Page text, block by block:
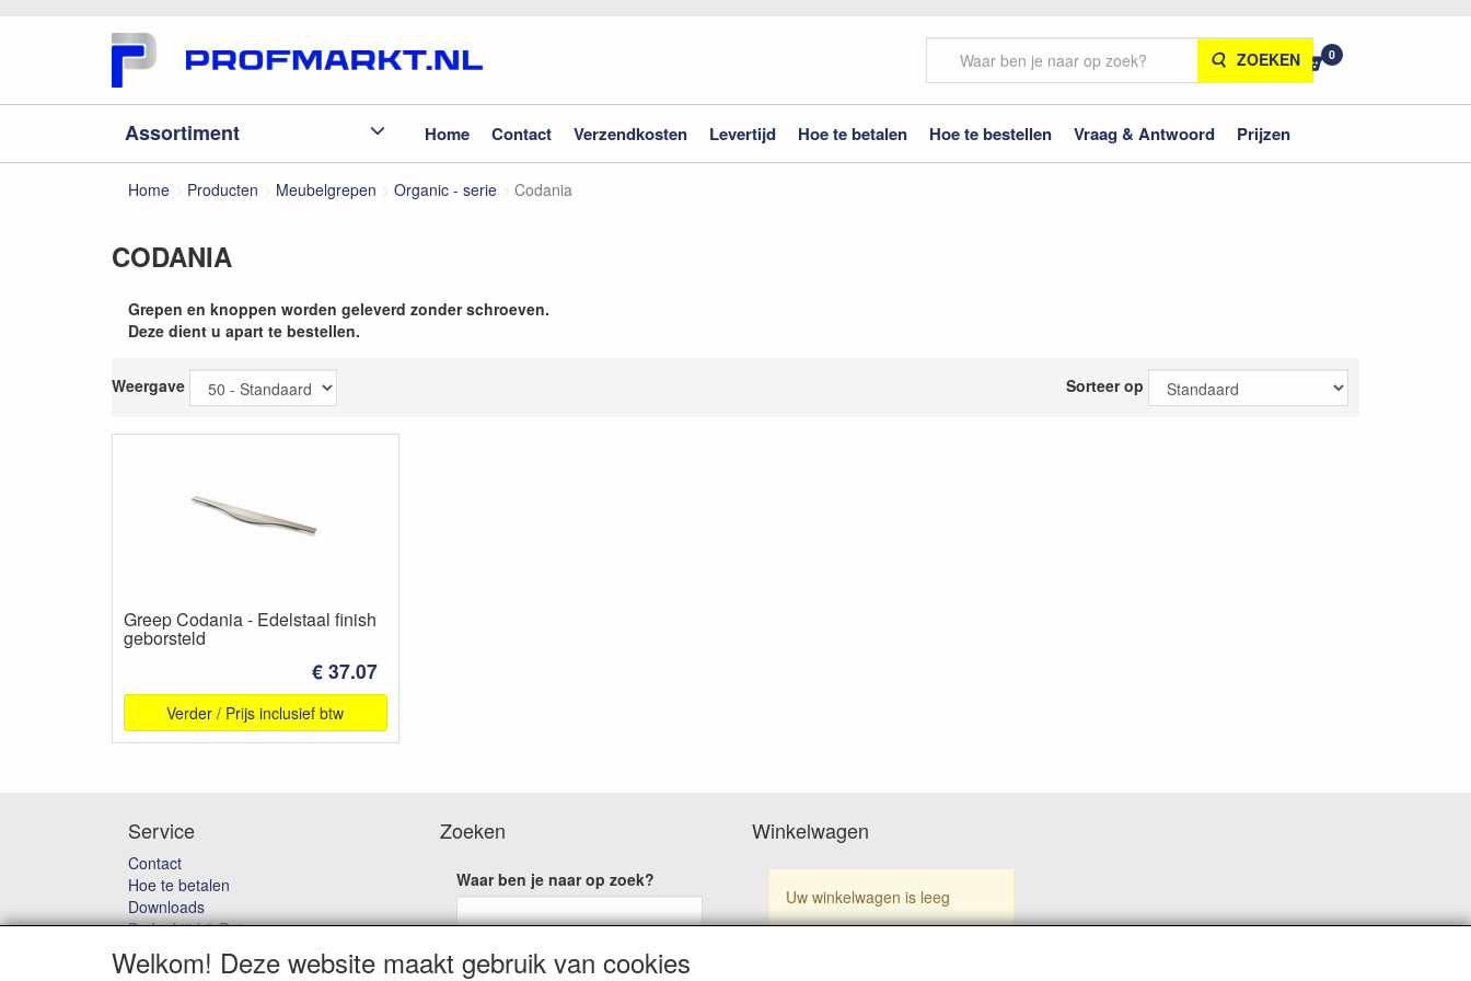
ZOEKEN 0
Assortiment Home Contact Verzendkosten Levertijd Hoe te betalen Hoe te bestellen Vraag & Antwoord Prijzen
Home Producten Meubelgrepen Organic - serie Codania
CODANIA
Grepen en knoppen worden geleverd zonder schroeven.
Deze dient u apart te bestellen.
Weergave Sorteer op
Greep Codania - Edelstaal finish
geborsteld
€ 37.07
Verder / Prijs inclusief btw
Service
Contact
Hoe te betalen
Downloads
Bedenktijd & Retourneren
Garantie en klachten
Algemene voorwaarden
Zoeken
Waar ben je naar op zoek?
Winkelwagen
Uw winkelwagen is leeg
Welkom! Deze website maakt gebruik van cookies